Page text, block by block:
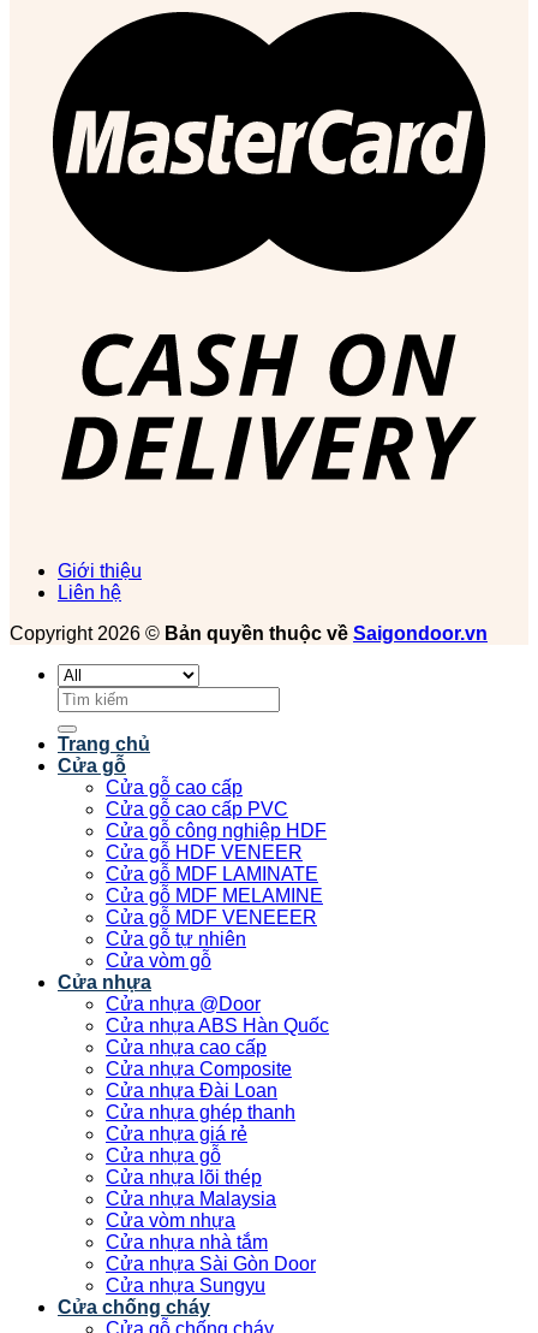
Giới thiệu
Liên hệ
Copyright 2026 © Bản quyền thuộc về Saigondoor.vn
Tìm
kiếm:
Trang chủ
Cửa gỗ
Cửa gỗ cao cấp
Cửa gỗ cao cấp PVC
Cửa gỗ công nghiệp HDF
Cửa gỗ HDF VENEER
Cửa gỗ MDF LAMINATE
Cửa gỗ MDF MELAMINE
Cửa gỗ MDF VENEEER
Cửa gỗ tự nhiên
Cửa vòm gỗ
Cửa nhựa
Cửa nhựa @Door
Cửa nhựa ABS Hàn Quốc
Cửa nhựa cao cấp
Cửa nhựa Composite
Cửa nhựa Đài Loan
Cửa nhựa ghép thanh
Cửa nhựa giá rẻ
Cửa nhựa gỗ
Cửa nhựa lõi thép
Cửa nhựa Malaysia
Cửa vòm nhựa
Cửa nhựa nhà tắm
Cửa nhựa Sài Gòn Door
Cửa nhựa Sungyu
Cửa chống cháy